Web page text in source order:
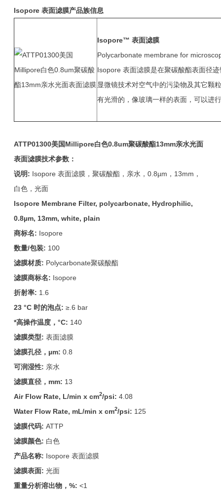
Isopore 表面滤膜产品族信息
Isopore™ 表面滤膜
Polycarbonate membrane for
Isopore 表面滤膜是在聚碳酸酯表面径
显微镜技术对空气中的污染物及其它颗
有光滑的，像玻璃一样的表面，可以进
ATTP01300美国Millipore白色0.8um聚碳酸酯13mm亲水光面
表面滤膜技术参数：
说明: Isopore 表面滤膜，聚碳酸酯，亲水，0.8µm，13mm，
白色，光面
Isopore Membrane Filter, polycarbonate, Hydrophilic,
0.8µm, 13mm, white, plain
商标名: Isopore
数量/包装: 100
滤膜材质: Polycarbonate聚碳酸酯
滤膜商标名: Isopore
折射率: 1.6
23 °C 时的泡点: ≥.6 bar
*高操作温度，°C: 140
滤膜类型: 表面滤膜
滤膜孔径，µm: 0.8
可润湿性: 亲水
滤膜直径，mm: 13
Air Flow Rate, L/min x cm2/psi: 4.08
Water Flow Rate, mL/min x cm2/psi: 125
滤膜代码: ATTP
滤膜颜色: 白色
产品名称: Isopore 表面滤膜
滤膜表面: 光面
重量分析溶出物，%: <1